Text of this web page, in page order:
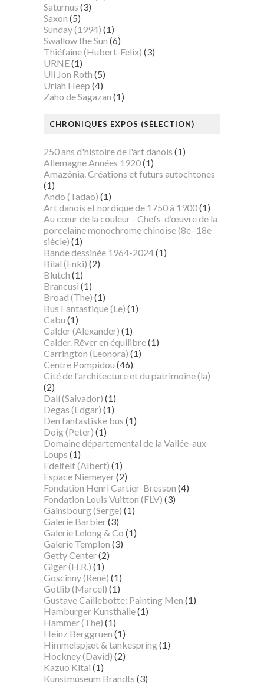
Saturnus (3)
Saxon (5)
Sunday (1994) (1)
Swallow the Sun (6)
Thiéfaine (Hubert-Felix) (3)
URNE(1)
Uli Jon Roth (5)
Uriah Heep (4)
Zaho de Sagazan (1)
CHRONIQUES EXPOS (SÉLECTION)
250 ans d'histoire de l'art danois (1)
Allemagne Années 1920(1)
Amazônia. Créations et futurs autochtones
(1)
Ando (Tadao) (1)
Art danois et nordique de 1750 à 1900(1)
Au cœur de la couleur - Chefs-d’œuvre de la
porcelaine monochrome chinoise (8e -18e
siècle) (1)
Bande dessinée 1964-2024(1)
Bilal (Enki) (2)
Blutch (1)
Brancusi (1)
Broad (The) (1)
Bus Fantastique (Le) (1)
Cabu (1)
Calder (Alexander) (1)
Calder. Rêver en équilibre(1)
Carrington (Leonora) (1)
Centre Pompidou (46)
Cité de l'architecture et du patrimoine (la)
(2)
Dalí (Salvador) (1)
Degas (Edgar) (1)
Den fantastiske bus (1)
Doig (Peter) (1)
Domaine départemental de la Vallée-aux-
Loups (1)
Edelfelt (Albert) (1)
Espace Niemeyer(2)
Fondation Henri Cartier-Bresson (4)
Fondation Louis Vuitton (FLV) (3)
Gainsbourg (Serge) (1)
Galerie Barbier(3)
Galerie Lelong & Co (1)
Galerie Templon (3)
Getty Center(2)
Giger (H.R.) (1)
Goscinny (René) (1)
Gotlib (Marcel) (1)
Gustave Caillebotte: Painting Men (1)
Hamburger Kunsthalle(1)
Hammer (The) (1)
Heinz Berggruen (1)
Himmelspjæt & tankespring(1)
Hockney (David) (2)
Kazuo Kitai (1)
Kunstmuseum Brandts (3)